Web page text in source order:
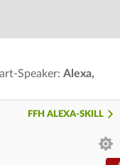
Speaker: Alexa,
FFH ALEXA-SKILL